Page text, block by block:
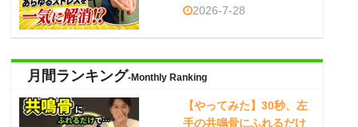
2026-7-28
月間ランキング-Monthly Ranking
【やってみた】30秒、左
手の共鳴骨にふれるだけ